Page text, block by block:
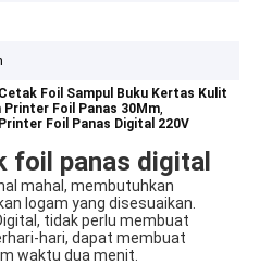
Foil Sampul Buku Kertas Kulit
Printer Foil Panas 30Mm,
Foil Panas Digital 220V
foil panas digital
mahal, membutuhkan
logam yang disesuaikan.
tidak perlu membuat
hari, dapat membuat
waktu dua menit.